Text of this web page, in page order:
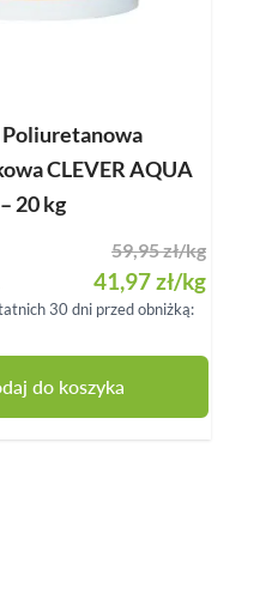
CLEVER AQUA
20 kg
59,95 zł/kg
41,97 zł/kg
30 dni przed obniżką:
do koszyka